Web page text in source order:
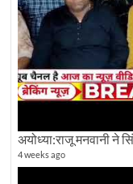
4 weeks ago